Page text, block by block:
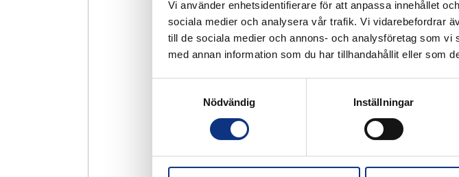
Vi använder enhetsidentifierare för att anpassa innehållet
sociala medier och analysera vår trafik. Vi vidarebefordrar
till de sociala medier och annons- och analysföretag som
med annan information som du har tillhandahållit eller som
Nödvändig
Inställningar